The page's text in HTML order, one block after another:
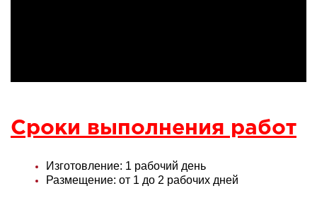
Сроки выполнения работ
Изготовление: 1 рабочий день
Размещение: от 1 до 2 рабочих дней